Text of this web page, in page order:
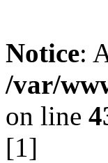
Notice:
/var/
on line
[1]